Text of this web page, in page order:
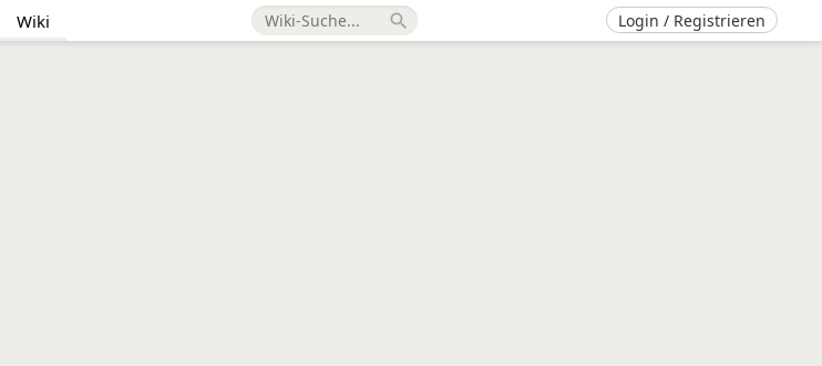
Wiki search Login / Registrieren